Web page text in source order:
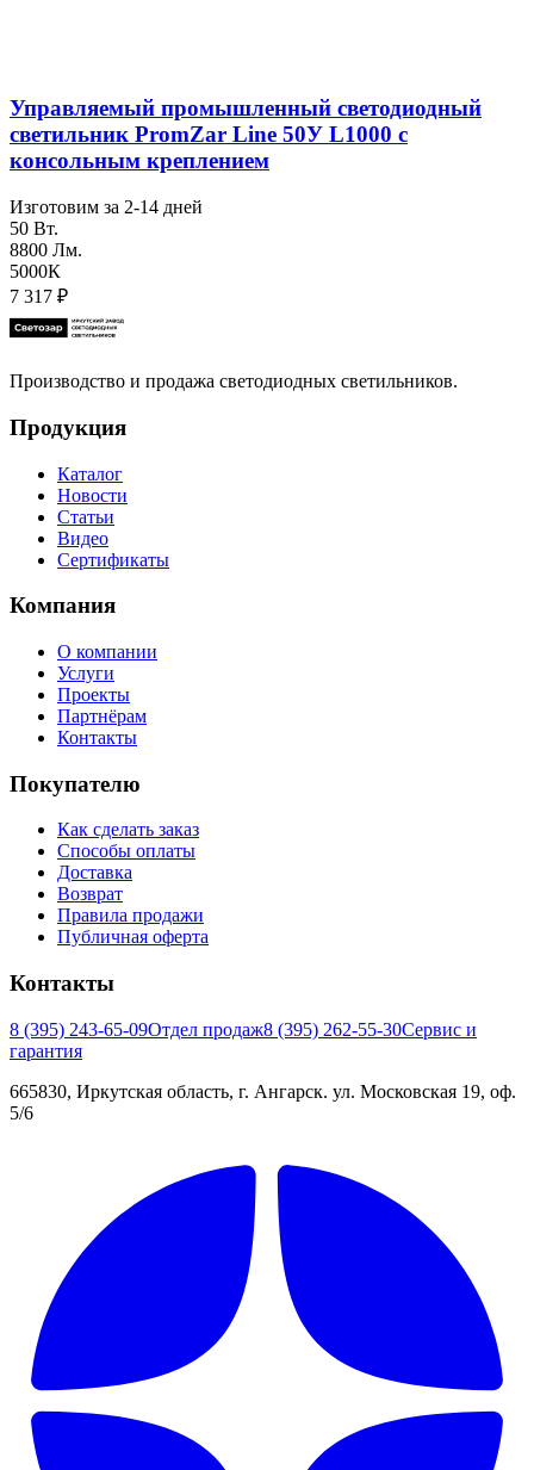
Управляемый промышленный светодиодный
светильник PromZar Line 50У L1000 с
консольным креплением
Изготовим за 2-14 дней
50 Вт.
8800 Лм.
5000К
7 317 ₽
Производство и продажа светодиодных светильников.
Продукция
Каталог
Новости
Статьи
Видео
Сертификаты
Компания
О компании
Услуги
Проекты
Партнёрам
Контакты
Покупателю
Как сделать заказ
Способы оплаты
Доставка
Возврат
Правила продажи
Публичная оферта
Контакты
8 (395) 243-65-09Отдел продаж8 (395) 262-55-30Сервис и
гарантия
665830, Иркутская область, г. Ангарск. ул. Московская 19, оф.
5/6